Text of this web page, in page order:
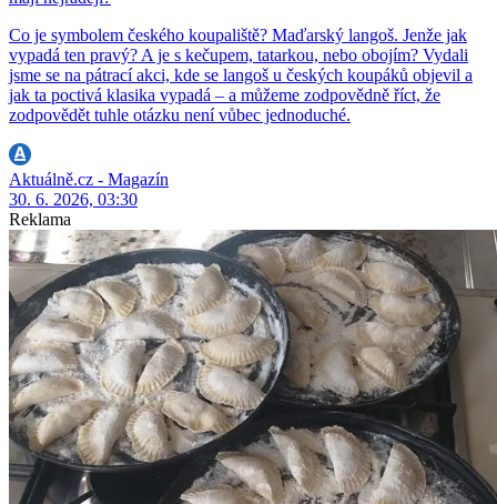
Co je symbolem českého koupaliště? Maďarský langoš. Jenže jak
vypadá ten pravý? A je s kečupem, tatarkou, nebo obojím? Vydali
jsme se na pátrací akci, kde se langoš u českých koupáků objevil a
jak ta poctivá klasika vypadá – a můžeme zodpovědně říct, že
zodpovědět tuhle otázku není vůbec jednoduché.
Aktuálně.cz - Magazín
30. 6. 2026, 03:30
Reklama